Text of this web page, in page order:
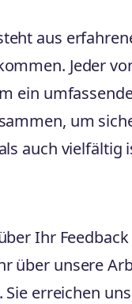
aus
Jeder
ein
um
auch vielfältig
Ihr
über unsere
erreichen